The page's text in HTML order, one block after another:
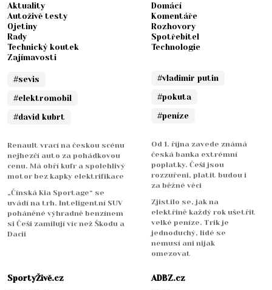
Aktuality
Autoživě testy
Ojetiny
Rady
Technický koutek
Zajímavosti
#sevis
#elektromobil
#david kubrt
Renault vrací na českou scénu
nejhezčí auto za pohádkovou
cenu. Má obří kufr a spolehlivý
motor bez kapky elektrifikace
„Čínská Kia Sportage“ se
uvádí na trh. Inteligentní SUV
poháněné výhradně benzínem
si Češi zamilují víc než Škodu a
Dacii
Domácí
Komentáře
Rozhovory
Spotřebitel
Technologie
#vladimir putin
#pokuta
#peníze
Od 1. října zavede známá
česká banka extrémní
poplatky. Češi jsou
rozzuřeni, platit budou i
za běžné věci
Zjistilo se, jak na
elektřině každý rok ušetřit
velké peníze. Trik je
jednoduchý, lidé se
nemusí ani nijak
omezovat
SportyŽivě.cz
ADBZ.cz